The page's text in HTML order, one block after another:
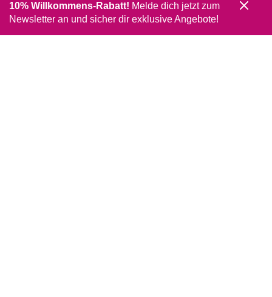
10% Willkommens-Rabatt! Melde dich jetzt zum
Newsletter an und sicher dir exklusive Angebote!